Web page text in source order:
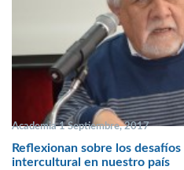
Academia 1 Septiembre, 2017
Reflexionan sobre los
intercultural en nuestro país